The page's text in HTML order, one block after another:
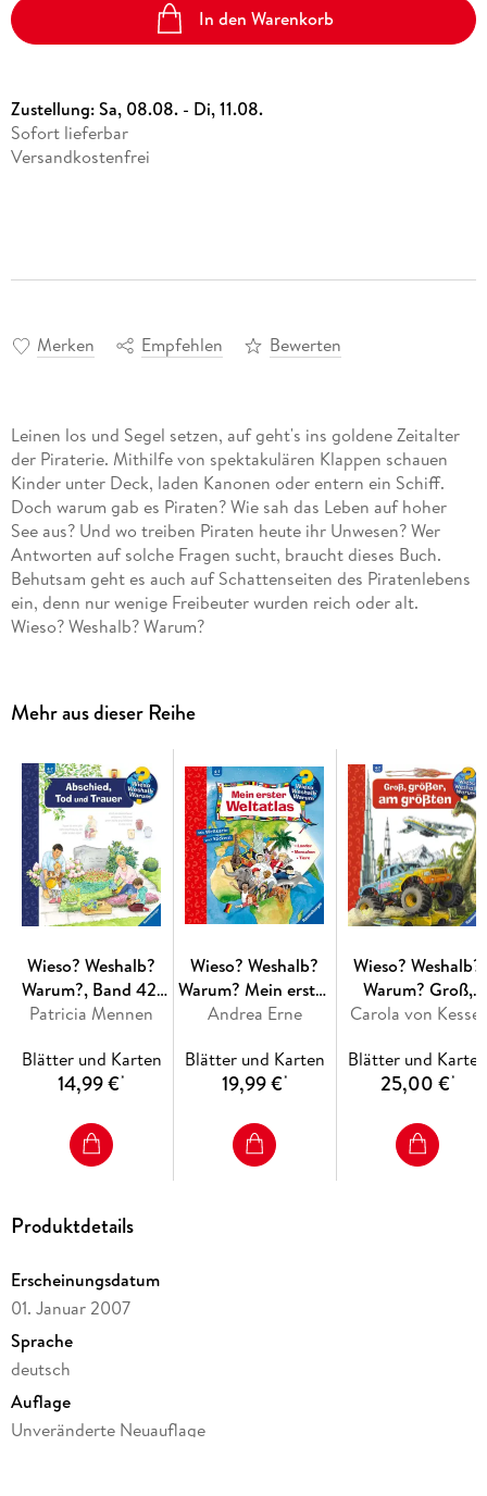
In den Warenkorb
Zustellung:Sa, 08.08. - Di, 11.08.
Sofort lieferbar
Versandkostenfrei
Merken Empfehlen Bewerten
Leinen los und Segel setzen, auf geht's ins goldene Zeitalter
der Piraterie. Mithilfe von spektakulären Klappen schauen
Kinder unter Deck, laden Kanonen oder entern ein Schiff.
Doch warum gab es Piraten? Wie sah das Leben auf hoher
See aus? Und wo treiben Piraten heute ihr Unwesen? Wer
Antworten auf solche Fragen sucht, braucht dieses Buch.
Behutsam geht es auch auf Schattenseiten des Piratenlebens
ein, denn nur wenige Freibeuter wurden reich oder alt.
Wieso? Weshalb? Warum?
Fragen auf. Warum sind die Dinosaurier ausgestorben? Wo ist
die Sonne in der Nacht? Wozu brauchen wir das Blut? Die
beliebte Sachbuchreihe Wieso? Weshalb? Warum? gibt
Kindern Antworten auf Augenhöhe. Dabei werden die
unterschiedlichsten Themen aus der Alltags- und
Interessenswelt der Kinder altersgerecht und mit viel Liebe
zum Detail unter die Lupe genommen.
Detailreiche Bilder, verständliche Sachtexte und
überraschende Klappen, die Bewegungen oder Abläufe
ermöglichen Kindern, sich ihre Themen selbst zu erschließen.
Der Spaß am eigenhändigen Entdecken, die liebevolle
Umsetzung und die qualitativ hochwertige Ausstattung
Mehr aus dieser Reihe
Wieso? Weshalb?
Warum?, Band 42:
Abschied, Tod und
Patricia Mennen
Blätter und Karten
14,99 €*
Wieso? Weshalb?
Warum? Mein erster
Weltatlas
Andrea Erne
Blätter und Karten
19,99 €*
Wieso? Weshalb?
Warum? Groß,
größer, am
Carola von Kessel
Blätter und Karten
25,00 €*
Produktdetails
Erscheinungsdatum
01. Januar 2007
Sprache
deutsch
Auflage
Unveränderte Neuauflage